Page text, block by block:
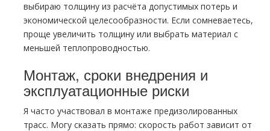
выбираю толщину из расчёта допустимых потерь и
экономической целесообразности. Если сомневаетесь,
проще увеличить толщину или выбрать материал с
меньшей теплопроводностью.
Монтаж, сроки внедрения и
эксплуатационные риски
Я часто участвовал в монтаже предизолированных
трасс. Могу сказать прямо: скорость работ зависит от